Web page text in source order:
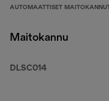
AUTOMAATTISET MAITOKANNUT
Maitokannu
DLSC014